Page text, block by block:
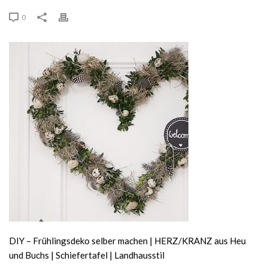
0
DIY – Frühlingsdeko selber machen | HERZ/KRANZ aus Heu
und Buchs | Schiefertafel | Landhausstil